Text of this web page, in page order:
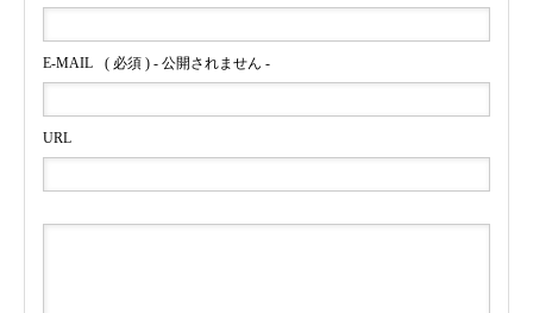
E-MAIL ( 必須 ) - 公開されません -
URL